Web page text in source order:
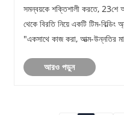
সমন্বয়কে শক্তিশালী করতে, 23শে
থেকে বিরতি নিয়ে একটি টিম-বিল্ডিং
"একসাথে কাজ করা, আত্ম-উন্নতির
আরও পড়ুন